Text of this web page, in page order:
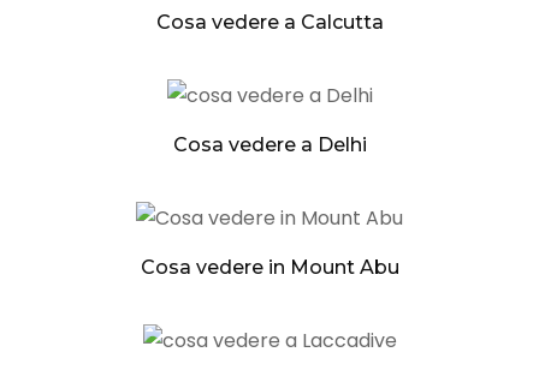
Cosa vedere a Calcutta
Cosa vedere a Delhi
Cosa vedere in Mount Abu